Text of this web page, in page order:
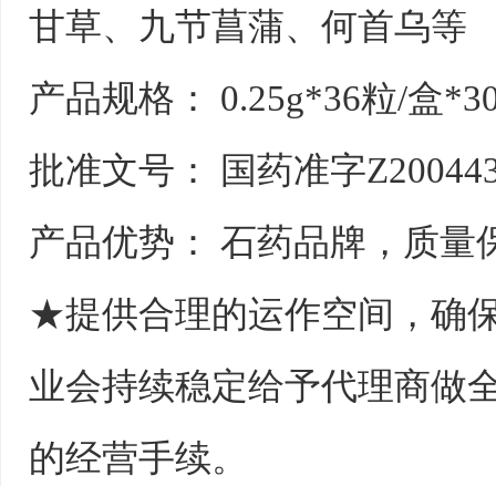
甘草、九节菖蒲、何首乌等
产品规格： 0.25g*36粒/盒
批准文号： 国药准字
产品优势： 石药品牌，质量
★提供合理的运作空间，确
业会持续稳定给予代理商做
的经营手续。